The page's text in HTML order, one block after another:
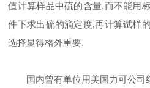
值计算样品中硫的含量,而不能用
件下求出硫的滴定度,再计算试样
选择显得格外重要.
国内曾有单位用美国力可公司